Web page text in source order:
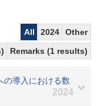
All 2024
Other
Remarks (1 results)
の導入における数
2024